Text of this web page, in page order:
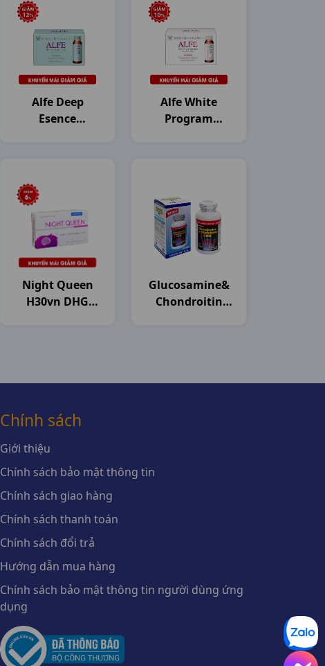
Alfe Deep
Esence
Alfe White
Program
Night Queen
H30vn DHG
Glucosamine&
Chondroitin
Chính sách
Giới thiệu
Chính sách bảo mật thông tin
Chính sách giao hàng
Chính sách thanh toán
Chính sách đổi trả
Hướng dẫn mua hàng
Chính sách bảo mật thông tin người dùng ứng
dụng